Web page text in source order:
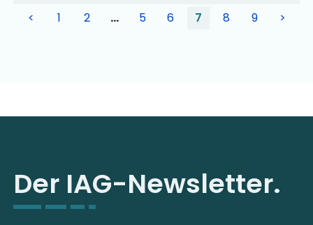
<
1 2 … 5 6 7 8 9 >
Der IAG-Newsletter.